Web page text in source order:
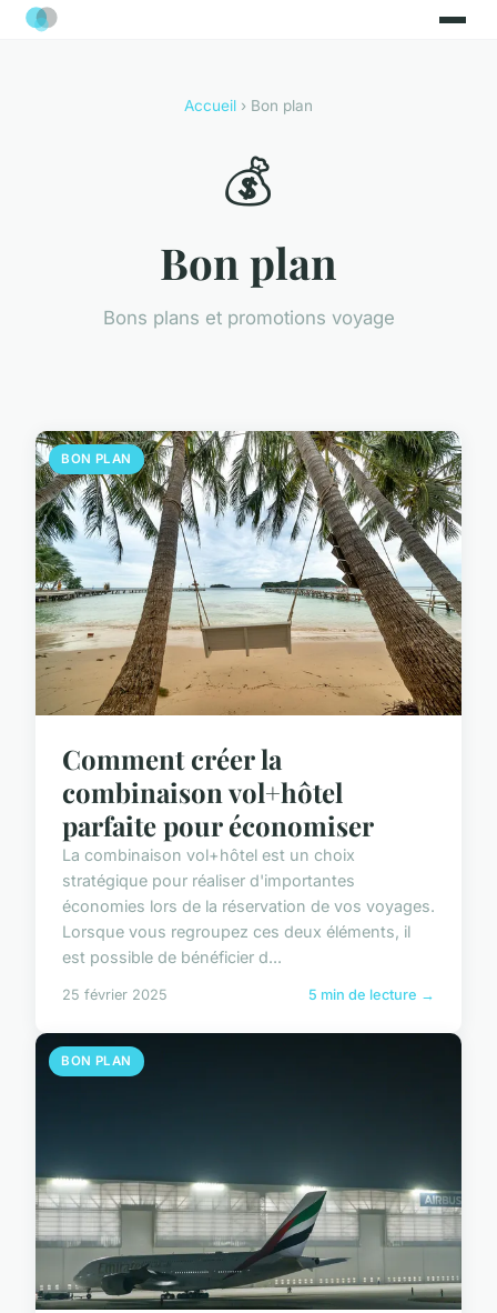
Accueil › Bon plan
💰
Bon plan
Bons plans et promotions voyage
BON PLAN
Comment créer la
combinaison vol+hôtel
parfaite pour économiser
La combinaison vol+hôtel est un choix
stratégique pour réaliser d'importantes
économies lors de la réservation de vos voyages.
Lorsque vous regroupez ces deux éléments, il
est possible de bénéficier d...
25 février 2025 5 min de lecture →
BON PLAN